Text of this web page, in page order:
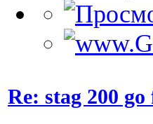
Re: stag 200